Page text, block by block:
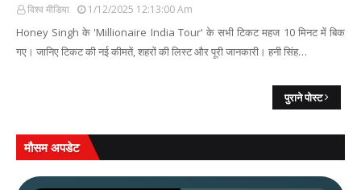
विश्व मीडिया 1/12/2025 12:13:00 Am
Honey Singh के 'Millionaire India Tour' के सभी टिकट महज 10 मिनट में बिक
गए। जानिए टिकट की नई कीमतें, शहरों की लिस्ट और पूरी जानकारी। हनी सिंह…
पुराने पोस्ट
मौसम अपडेट